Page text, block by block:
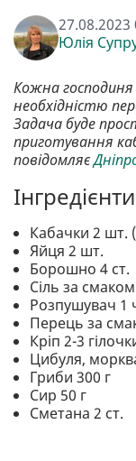
27.08.2023
Юлія
Кожна господиня
необхідністю
Задача буде
приготування
повідомляє
Інгредієнти
Кабачки 2 шт.
Яйця 2 шт.
Борошно 4 ст.
Сіль за смаком
Розпушувач 1
Перець за
Кріп 2-3
Цибуля,
Гриби 300 г
Сир 50 г
Сметана 2 ст.